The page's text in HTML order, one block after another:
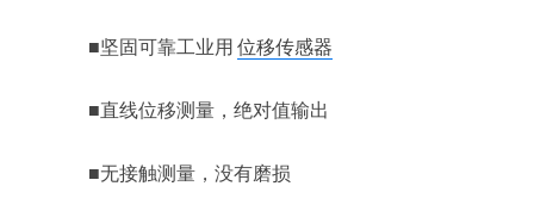
■坚固可靠工业用 位移传感器
■直线位移测量，绝对值输出
■无接触测量，没有磨损